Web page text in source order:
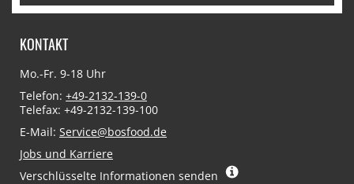
KONTAKT
Mo.-Fr. 9-18 Uhr
Telefon: +49-2132-139-0
Telefax: +49-2132-139-100
E-Mail: Service@bosfood.de
Jobs und Karriere
Verschlüsselte Informationen senden